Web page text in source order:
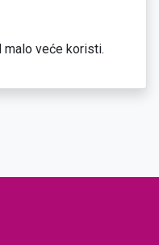
malo veće koristi.